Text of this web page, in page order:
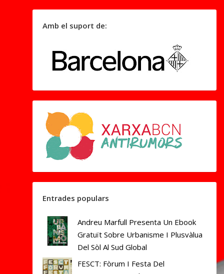
Amb el suport de:
Entrades populars
Andreu Marfull Presenta Un Ebook
Gratuït Sobre Urbanisme I Plusvàlua
Del Sòl Al Sud Global
FESCT: Fòrum I Festa Del